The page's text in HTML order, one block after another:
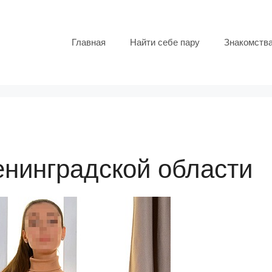
Главная Найти себе пару
области